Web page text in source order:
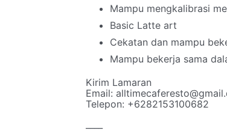
Mampu mengkalibrasi
Basic Latte art
Cekatan dan mampu
Mampu bekerja sama
Kirim Lamaran
Email:
Telepon: +6282153100682